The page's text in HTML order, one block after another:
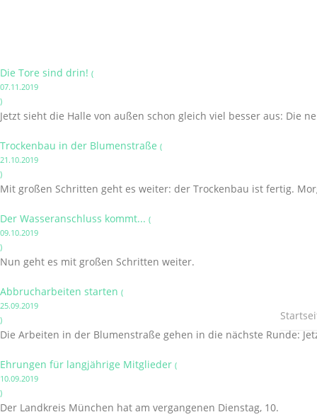
Die Tore sind drin! (
07.11.2019
)
Jetzt sieht die Halle von außen schon gleich viel besser aus: Die
Trockenbau in der Blumenstraße (
21.10.2019
)
Mit großen Schritten geht es weiter: der Trockenbau ist fertig.
Der Wasseranschluss kommt... (
09.10.2019
)
Nun geht es mit großen Schritten weiter.
Abbrucharbeiten starten (
25.09.2019
)
Die Arbeiten in der Blumenstraße gehen in die nächste Runde:
Ehrungen für langjährige Mitglieder (
10.09.2019
)
Der Landkreis München hat am vergangenen Dienstag, 10.